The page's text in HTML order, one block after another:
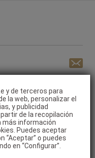
y de terceros para
la web, personalizar el
y publicidad
de la recopilación
más información
Puedes aceptar
“Aceptar” o puedes
en “Configurar”.